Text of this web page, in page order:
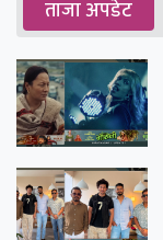
ताजा अपडेट